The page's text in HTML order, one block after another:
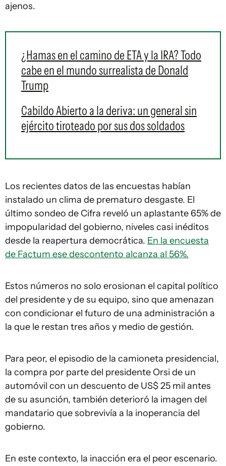
ajenos.
¿Hamas en el camino de ETA y la IRA? Todo
cabe en el mundo surrealista de Donald
Trump
Cabildo Abierto a la deriva: un general sin
ejército tiroteado por sus dos soldados
Los recientes datos de las encuestas habían
instalado un clima de prematuro desgaste. El
último sondeo de Cifra reveló un aplastante 65% de
impopularidad del gobierno, niveles casi inéditos
desde la reapertura democrática. En la encuesta
de Factum ese descontento alcanza al 56%.
Estos números no solo erosionan el capital político
del presidente y de su equipo, sino que amenazan
con condicionar el futuro de una administración a
la que le restan tres años y medio de gestión.
Para peor, el episodio de la camioneta presidencial,
la compra por parte del presidente Orsi de un
automóvil con un descuento de US$ 25 mil antes
de su asunción, también deterioró la imagen del
mandatario que sobrevivía a la inoperancia del
gobierno.
En este contexto, la inacción era el peor escenario.